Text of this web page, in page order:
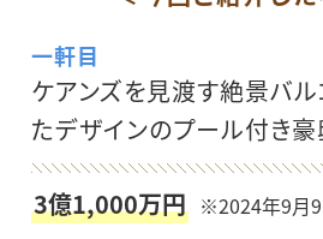
一軒目
ケアンズを見渡す絶景バ
たデザインのプール付き豪
3億1,000万円 ※2024年9月